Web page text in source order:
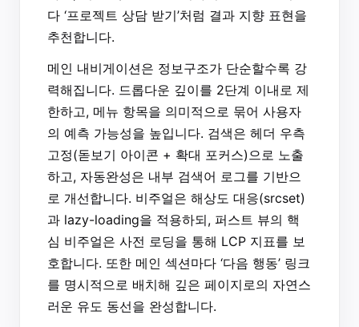
다 ‘프로젝트 상담 받기’처럼 결과 지향 표현을
추천합니다.
메인 내비게이션은 정보구조가 단순할수록 강
력해집니다. 드롭다운 깊이를 2단계 이내로 제
한하고, 메뉴 항목을 의미적으로 묶어 사용자
의 예측 가능성을 높입니다. 검색은 헤더 우측
고정(돋보기 아이콘 + 확대 포커스)으로 노출
하고, 자동완성은 내부 검색어 로그를 기반으
로 개선합니다. 비주얼은 해상도 대응(srcset)
과 lazy-loading을 적용하되, 퍼스트 뷰의 핵
심 비주얼은 사전 로딩을 통해 LCP 지표를 보
호합니다. 또한 메인 섹션마다 ‘다음 행동’ 링크
를 명시적으로 배치해 깊은 페이지로의 자연스
러운 유도 동선을 완성합니다.